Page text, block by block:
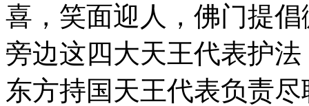
喜，笑面迎人，佛门提
旁边这四大天王代表护
东方持国天王代表负责